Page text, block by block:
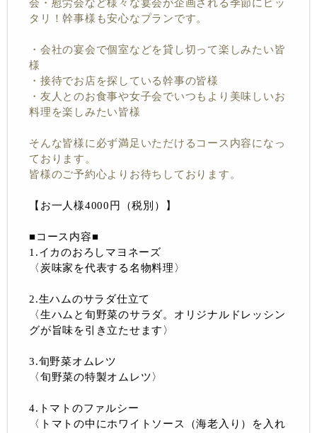
会・慰労会など様々な宴会が企画される季節にピッ
タリ！幹事様も安心なプランです。
・会社の宴会で個室などを貸し切って楽しみたい皆
様
・接待でお店を探している幹事の皆様
・友人とのお食事や女子会でいつもより美味しいお
料理を楽しみたい皆様
そんな皆様に必ず満足いただけるコース内容になっ
ております。
皆様のご予約心よりお待ちしております。
【お一人様4000円（税別）】
■コース内容■
1.イカのおろしマヨネーズ
〈炭味家を代表する名物料理〉
2.生ハムのサラダ仕立て
〈生ハムと旬野菜のサラダ。オリジナルドレッシン
グが旨味を引き立たせます〉
3.旬野菜オムレツ
〈旬野菜の特製オムレツ〉
4.トマトのファルシー
〈トマトの中にホワイトソース（海老入り）を入れ